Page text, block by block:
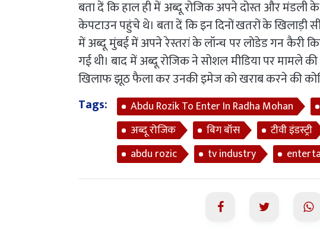
बता दें कि हाल ही में अब्दू रोजिक अपने दोस्त और मंडली
केपटाउन पहुंचे थे। बता दें कि इन दिनों खतरों के खिलाड़ी
में अब्दू मुंबई में अपने रेस्तरां के लॉन्च पर लोडेड गन कैरी
गई थी। बाद में अब्दू रोजिक ने सोशल मीडिया पर
खिलाफ झूठ फैला कर उनकी इमेज को खराब करने की
Tags:
Abdu Rozik To Enter In Radha Mohan
अब्दू रोजिक
बिग बॉस टीवी इंडस्ट्री
abdu rozic
tv industry